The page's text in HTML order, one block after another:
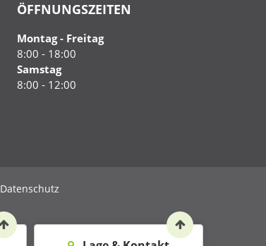
ÖFFNUNGSZEITEN
Montag - Freitag
8:00 - 18:00
Samstag
8:00 - 12:00
Datenschutz